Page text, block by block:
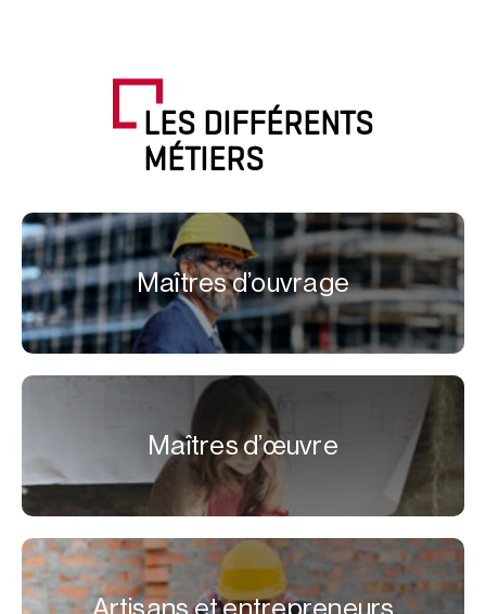
LES DIFFÉRENTS
MÉTIERS
Maîtres d’ouvrage
Maîtres d’œuvre
Artisans et entrepreneurs